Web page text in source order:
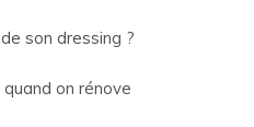
son dressing ?
on rénove